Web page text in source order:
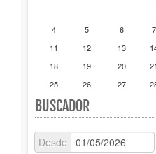
4
5 6 7
11
12 13
18
19 20 21
25
26 27
BUSCADOR
Desde